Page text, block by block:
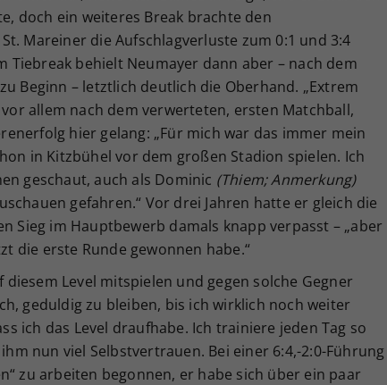
doch ein weiteres Break brachte den
Mareiner die Aufschlagverluste zum 0:1 und 3:4
Tiebreak behielt Neumayer dann aber – nach dem
Beginn – letztlich deutlich die Oberhand. „Extrem
allem nach dem verwerteten, ersten Matchball,
hier gelang: „Für mich war das immer mein
in Kitzbühel vor dem großen Stadion spielen. Ich
geschaut, auch als Dominic (Thiem; Anmerkung)
gefahren.“ Vor drei Jahren hatte er gleich die
Sieg im Hauptbewerb damals knapp verpasst – „aber
die erste Runde gewonnen habe.“
Level mitspielen und gegen solche Gegner
geduldig zu bleiben, bis ich wirklich noch weiter
ich das Level draufhabe. Ich trainiere jeden Tag so
nun viel Selbstvertrauen. Bei einer 6:4,-2:0-Führung
zu arbeiten begonnen, er habe sich über ein paar